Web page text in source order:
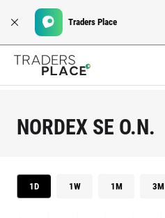
Traders Place
NORDEX SE O.N.
1D 1W 1M 3M